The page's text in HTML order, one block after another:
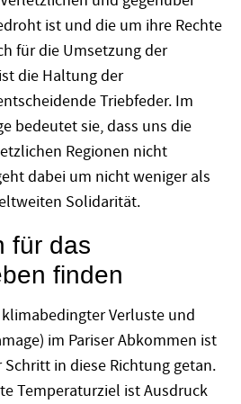
ist und die um ihre Rechte
für die Umsetzung der
die Haltung der
Triebfeder. Im
bedeutet sie, dass uns die
Regionen nicht
dabei um nicht weniger als
Solidarität.
für das
finden
Verluste und
im Pariser Abkommen ist
in diese Richtung getan.
Temperaturziel ist Ausdruck